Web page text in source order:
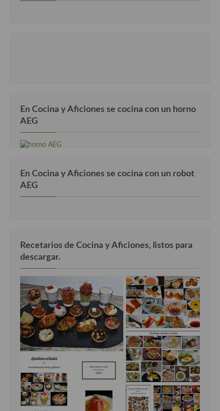
En Cocina y Aficiones se cocina con un horno
AEG
En Cocina y Aficiones se cocina con un robot
AEG
Recetarios de Cocina y Aficiones, listos para
descargar.